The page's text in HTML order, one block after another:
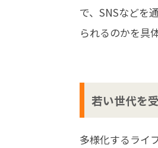
で、SNSなどを
られるのかを具
若い世代を
多様化するライ